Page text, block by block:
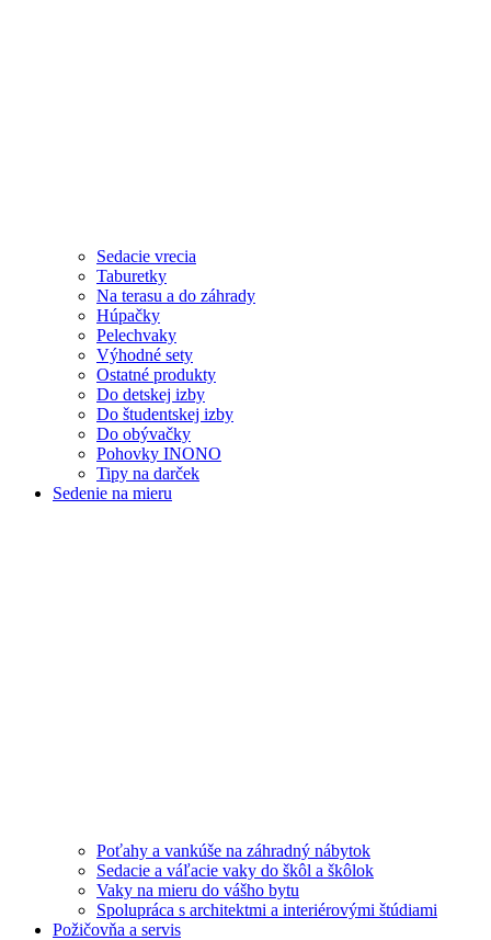
Sedacie vrecia
Taburetky
Na terasu a do záhrady
Húpačky
Pelechvaky
Výhodné sety
Ostatné produkty
Do detskej izby
Do študentskej izby
Do obývačky
Pohovky INONO
Tipy na darček
Sedenie na mieru
Poťahy a vankúše na záhradný nábytok
Sedacie a váľacie vaky do škôl a škôlok
Vaky na mieru do vášho bytu
Spolupráca s architektmi a interiérovými štúdiami
Požičovňa a servis